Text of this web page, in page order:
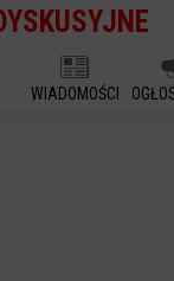
WIADOMOŚCI